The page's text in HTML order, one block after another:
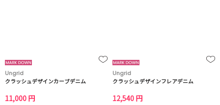
Ungrid
クラッシュデザインカーブデニム
11,000 円
Ungrid
クラッシュデザインフレアデニム
12,540 円